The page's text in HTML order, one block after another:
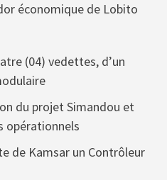
économique de Lobito
(04) vedettes, d’un
du projet Simandou et
opérationnels
de Kamsar un Contrôleur